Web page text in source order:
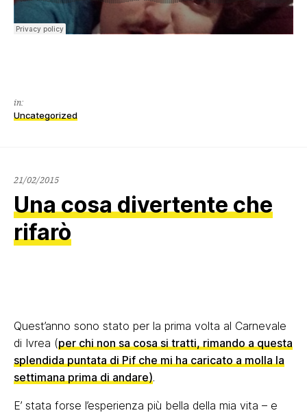
in:
Uncategorized
21/02/201521/02/2015
Una cosa divertente che
rifarò
Quest’anno sono stato per la prima volta al Carnevale
di Ivrea (per chi non sa cosa si tratti, rimando a questa
splendida puntata di Pif che mi ha caricato a molla la
settimana prima di andare).
E’ stata forse l’esperienza più bella della mia vita – e